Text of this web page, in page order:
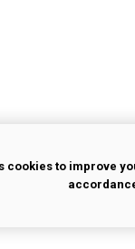
cookies to improve